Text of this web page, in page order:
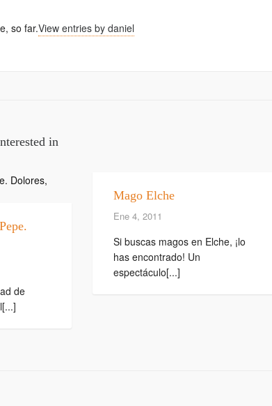
so far.View entries by daniel
in
de
Mago Elche
Ene 4, 2011
Si buscas magos en Elche, ¡lo
has encontrado! Un
espectáculo[...]